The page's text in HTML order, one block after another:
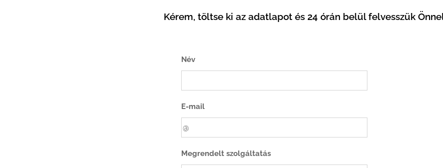
Kérem, töltse ki az adatlapot és 24 órán belül felvesszük
Név
E-mail
Megrendelt szolgáltatás